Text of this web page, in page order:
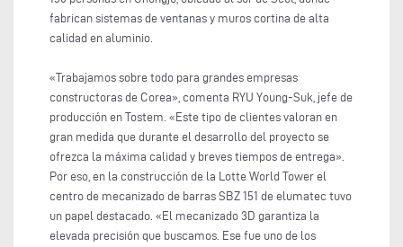
fabrican sistemas de ventanas y muros cortina de alta
calidad en aluminio.
«Trabajamos sobre todo para grandes empresas
constructoras de Corea», comenta RYU Young-Suk, jefe de
producción en Tostem. «Este tipo de clientes valoran en
gran medida que durante el desarrollo del proyecto se
ofrezca la máxima calidad y breves tiempos de entrega».
Por eso, en la construcción de la Lotte World Tower el
centro de mecanizado de barras SBZ 151 de elumatec tuvo
un papel destacado. «El mecanizado 3D garantiza la
elevada precisión que buscamos. Ese fue uno de los